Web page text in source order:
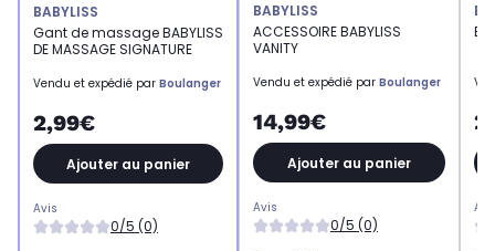
BABYLISS
Gant de massage BABYLISS
DE MASSAGE SIGNATURE
Vendu et expédié par Boulanger
2,99€
Ajouter au panier
Avis
0/5 (0)
BABYLISS
ACCESSOIRE BABYLISS
VANITY
Vendu et expédié par Boulanger
14,99€
Ajouter au panier
Avis
0/5 (0)